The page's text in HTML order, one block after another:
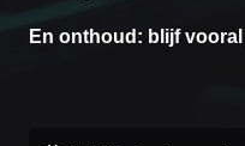
En onthoud: blijf